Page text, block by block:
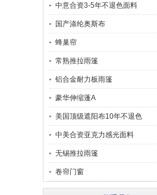
中意合资3-5年不退色面料
国产涤纶奥斯布
蜂巢帘
常熟推拉雨篷
铝合金耐力板雨篷
豪华伸缩蓬A
美国顶级遮阳布10年不退色
中美合资亚克力感光面料
无锡推拉雨篷
卷帘门窗